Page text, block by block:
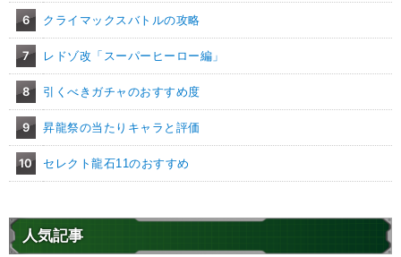
セル
3.0 /10点
【発動リンク効果】
ATK+30%
・DEF+25%
【一致するリンクスキル(
未来からの使者
BOSSキャラ
究極生命体への系譜
【一致するカテゴリー(
時空を超えし者
人工生命体
人造人間/セル編
6 クライマックスバトルの攻略
7 レドゾ改「スーパーヒーロー編」
8 引くべきガチャのおすすめ度
9 昇龍祭の当たりキャラと評価
10 セレクト龍石11のおすすめ
人気記事